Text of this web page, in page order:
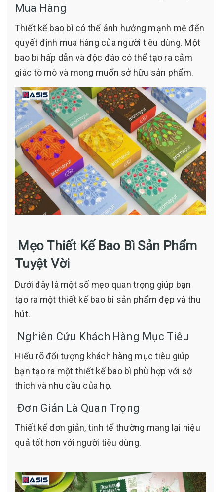
Mua Hàng
Thiết kế bao bì có thể ảnh hưởng mạnh mẽ đến
quyết định mua hàng của người tiêu dùng. Một
bao bì hấp dẫn và độc đáo có thể tạo ra cảm
giác tò mò và mong muốn sở hữu sản phẩm.
Mẹo Thiết Kế Bao Bì Sản Phẩm
Tuyệt Vời
Dưới đây là một số mẹo quan trọng giúp bạn
tạo ra một thiết kế bao bì sản phẩm đẹp và thu
hút.
Nghiên Cứu Khách Hàng Mục Tiêu
Hiểu rõ đối tượng khách hàng mục tiêu giúp
bạn tạo ra một thiết kế bao bì phù hợp với sở
thích và nhu cầu của họ.
Đơn Giản Là Quan Trọng
Thiết kế đơn giản, tinh tế thường mang lại hiệu
quả tốt hơn với người tiêu dùng.